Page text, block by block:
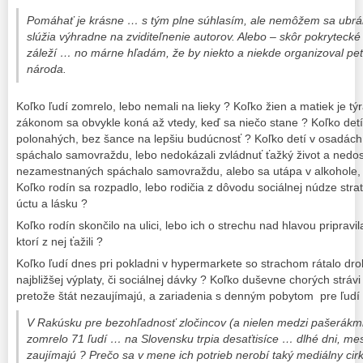
Pomáhať je krásne … s tým plne súhlasím, ale nemôžem sa
slúžia výhradne na zviditeľnenie autorov. Alebo – skôr
záleží … no márne hľadám, že by niekto a niekde organizoval
národa.
Koľko ľudí zomrelo, lebo nemali na lieky ? Koľko žien a matiek je
zákonom sa obvykle koná až vtedy, keď sa niečo stane ? Koľko
polonahých, bez šance na lepšiu budúcnosť ? Koľko detí v
spáchalo samovraždu, lebo nedokázali zvládnuť ťažký život a
nezamestnaných spáchalo samovraždu, alebo sa utápa v
Koľko rodín sa rozpadlo, lebo rodičia z dôvodu sociálnej núdze
úctu a lásku ?
Koľko rodín skončilo na ulici, lebo ich o strechu nad hlavou
ktorí z nej ťažili ?
Koľko ľudí dnes pri pokladni v hypermarkete so strachom rátalo
najbližšej výplaty, či sociálnej dávky ? Koľko duševne chorých
pretože štát nezaujímajú, a zariadenia s denným pobytom pre
V Rakúsku pre bezohľadnosť zločincov (a nielen medzi
zomrelo 71 ľudí … na Slovensku trpia desaťtisíce … dlhé dni,
zaujímajú ? Prečo sa v mene ich potrieb nerobí taký mediálny